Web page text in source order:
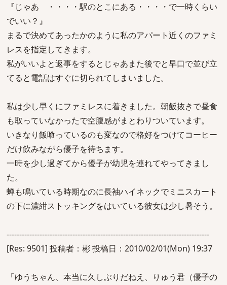
『じゃあ ・・・・駅のとこにある・・・・で一時くらい
でいい？』
まるで決めてあったかのように私のアパート近くのファミ
レスを指定してきます。
私がいいよと返事をするとじゃあまた後でと早口で並び立
てると電話はすぐに切られてしまいました。
私は少し早くにファミレスに着きました。朝飯抜きで昼食
も取っていなかったで空腹感がまとわりついています。
いきなり飯喰っているのも変なので格好をつけてコーヒー
だけ飲みながら優子を待ちます。
一時を少し過ぎてから優子が幼児を連れてやってきまし
た。
蝉も鳴いている時期なのに長袖ハイネックでミニスカート
の下に濃紺ストッキングをはいている彼女は少し暑そう。
--------------------------------------------------------------------------------
[Res: 9501] 投稿者：彬 投稿日：2010/02/01(Mon) 19:37
「ゆうちゃん、本当に久しぶりだねえ、りゅう君（優子の